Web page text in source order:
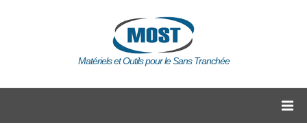
Matériels et Outils pour le Sans Tranchée